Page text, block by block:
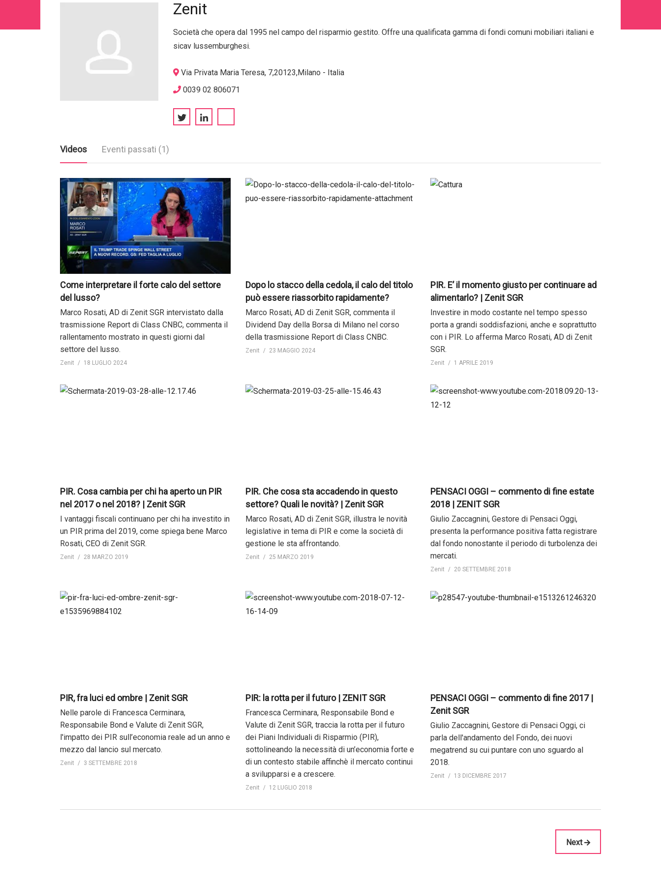
Zenit
Società che opera dal 1995 nel campo del risparmio gestito. Offre una qualificata gamma di fondi comuni mobiliari italiani e
sicav lussemburghesi.
Via Privata Maria Teresa, 7,20123,Milano - Italia
0039 02 806071
Videos Eventi passati (1)
Come interpretare il forte calo del settore
del lusso?
Marco Rosati, AD di Zenit SGR intervistato dalla
trasmissione Report di Class CNBC, commenta il
rallentamento mostrato in questi giorni dal
settore del lusso.
Zenit 18 LUGLIO 2024
Dopo lo stacco della cedola, il calo del titolo
può essere riassorbito rapidamente?
Marco Rosati, AD di Zenit SGR, commenta il
Dividend Day della Borsa di Milano nel corso
della trasmissione Report di Class CNBC.
Zenit 23 MAGGIO 2024
PIR. E’ il momento giusto per continuare ad
alimentarlo? | Zenit SGR
Investire in modo costante nel tempo spesso
porta a grandi soddisfazioni, anche e soprattutto
con i PIR. Lo afferma Marco Rosati, AD di Zenit
SGR.
Zenit 1 APRILE 2019
PIR. Cosa cambia per chi ha aperto un PIR
nel 2017 o nel 2018? | Zenit SGR
I vantaggi fiscali continuano per chi ha investito in
un PIR prima del 2019, come spiega bene Marco
Rosati, CEO di Zenit SGR.
Zenit 28 MARZO 2019
PIR. Che cosa sta accadendo in questo
settore? Quali le novità? | Zenit SGR
Marco Rosati, AD di Zenit SGR, illustra le novità
legislative in tema di PIR e come la società di
gestione le sta affrontando.
Zenit 25 MARZO 2019
PENSACI OGGI – commento di fine estate
2018 | ZENIT SGR
Giulio Zaccagnini, Gestore di Pensaci Oggi,
presenta la performance positiva fatta registrare
dal fondo nonostante il periodo di turbolenza dei
mercati.
Zenit 20 SETTEMBRE 2018
PIR, fra luci ed ombre | Zenit SGR
Nelle parole di Francesca Cerminara,
Responsabile Bond e Valute di Zenit SGR,
l'impatto dei PIR sull’economia reale ad un anno e
mezzo dal lancio sul mercato.
Zenit 3 SETTEMBRE 2018
PIR: la rotta per il futuro | ZENIT SGR
Francesca Cerminara, Responsabile Bond e
Valute di Zenit SGR, traccia la rotta per il futuro
dei Piani Individuali di Risparmio (PIR),
sottolineando la necessità di un’economia forte e
di un contesto stabile affinchè il mercato continui
a svilupparsi e a crescere.
Zenit 12 LUGLIO 2018
PENSACI OGGI – commento di fine 2017 |
Zenit SGR
Giulio Zaccagnini, Gestore di Pensaci Oggi, ci
parla dell'andamento del Fondo, dei nuovi
megatrend su cui puntare con uno sguardo al
2018.
Zenit 13 DICEMBRE 2017
Next